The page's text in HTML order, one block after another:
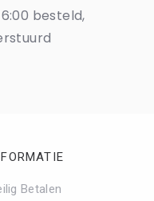
besteld,
Betalen